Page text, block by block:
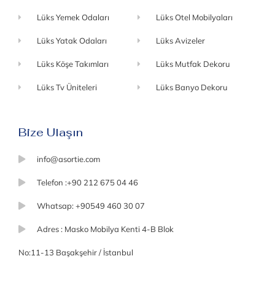
Lüks Yemek Odaları
Lüks Yatak Odaları
Lüks Köşe Takımları
Lüks Tv Üniteleri
Lüks Otel Mobilyaları
Lüks Avizeler
Lüks Mutfak Dekoru
Lüks Banyo Dekoru
Bize Ulaşın
info@asortie.com
Telefon :+90 212 675 04 46
Whatsap: +90549 460 30 07
Adres : Masko Mobilya Kenti 4-B Blok
No:11-13 Başakşehir / İstanbul